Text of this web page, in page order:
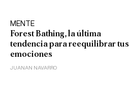
MENTE
Forest Bathing, la última
tendencia para reequilibrar tus
emociones
JUANAN NAVARRO